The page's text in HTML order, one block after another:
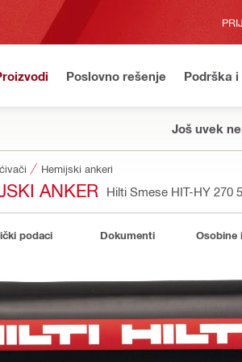
Poslovno rešenje Podrška
Još uvek
Hemijski ankeri
ANKER Hilti Smese HIT-HY 270
podaci Dokumenti Osobine